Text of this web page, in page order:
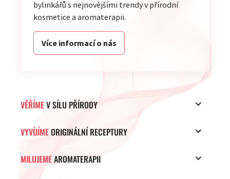
bylinkářů s nejnovějšími trendy v přírodní
kosmetice a aromaterapii.
Více informací o nás
VĚŘÍMEV SÍLU PŘÍRODY
VYVÍJÍMEORIGINÁLNÍ RECEPTURY
MILUJEMEAROMATERAPII